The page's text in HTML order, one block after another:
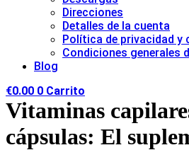
Direcciones
Detalles de la cuenta
Política de privacidad y
Condiciones generales
Blog
€0.00 0 Carrito
Vitaminas
cápsulas: El